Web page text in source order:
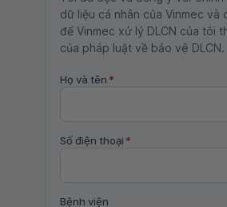
dữ liệu cá nhân của Vinmec và
để Vinmec xử lý DLCN của tôi
của pháp luật về bảo vệ DLCN.
Họ và tên *
Số điện thoại *
Bệnh viện